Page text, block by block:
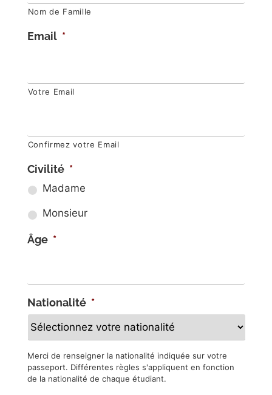
Nom de Famille
Email *
Votre Email
Confirmez votre Email
Civilité *
Madame
Monsieur
Âge *
Nationalité *
Merci de renseigner la nationalité indiquée sur votre
passeport. Différentes règles s'appliquent en fonction
de la nationalité de chaque étudiant.